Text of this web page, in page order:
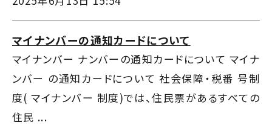
マイナンバーの通知カードについて
マイナンバー ナンバーの通知カードについて マイナ
ンバー の通知カードについて 社会保障・税番 号制
度( マイナンバー 制度)では、住民票があるすべての
住民 ...